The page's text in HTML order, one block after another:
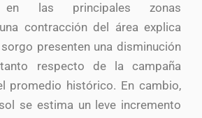
en las principales zonas
contracción del área explica
presenten una disminución
respecto de la campaña
promedio histórico. En cambio,
se estima un leve incremento